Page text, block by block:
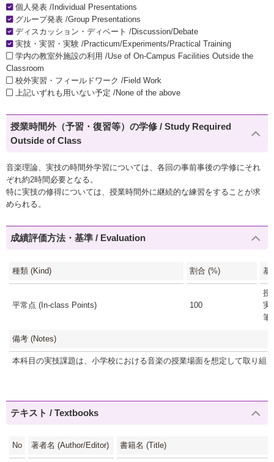
個人発表 /Individual Presentations
グループ発表 /Group Presentations
ディスカッション・ディベート /Discussion/Debate
実技・実習・実験 /Practicum/Experiments/Practical Training
学内の教室外施設の利用 /Use of On-Campus Facilities Outside the
Classroom
校外実習・フィールドワーク /Field Work
上記いずれも用いない予定 /None of the above
授業時間外（予習・復習等）の学修 / Study Required
Outside of Class
音楽理論、実技の時間外学習については、各回の事前事後の学修にそれ
ぞれ約2時間必要となる。
特に実技の修得については、授業時間外に継続的な練習をすることが求
められる。
成績評価方法・基準 / Evaluation
種類 (Kind) 割合 (%) 基
平常点 (In-class Points) 100
授
実
筆
備考 (Notes)
本科目の実技課題は、小学校における音楽の授業場面を想定して取り
テキスト / Textbooks
No 著者名 (Author/Editor) 書籍名 (Title)